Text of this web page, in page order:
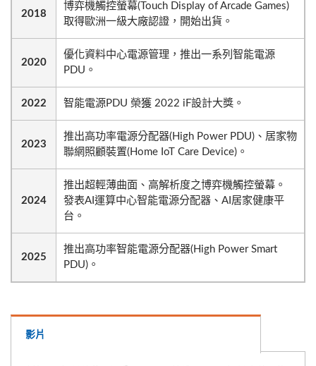
2018
博弈機觸控螢幕(Touch Display of Arcade Games)
取得歐洲一級大廠認證，開始出貨。
2020
優化資料中心電源管理，推出一系列智能電源
PDU。
2022 智能電源PDU 榮獲 2022 iF設計大獎。
2023
推出高功率電源分配器(High Power PDU)、居家物
聯網照顧裝置(Home IoT Care Device)。
2024
推出超輕薄曲面、高解析度之博弈機觸控螢幕。
發表AI運算中心智能電源分配器、AI居家健康平
台。
2025
推出高功率智能電源分配器(High Power Smart
PDU)。
影片